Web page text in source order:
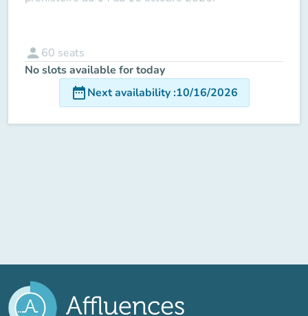
person 60 seats
No slots available for today
date_rangeNext availability:10/16/2026